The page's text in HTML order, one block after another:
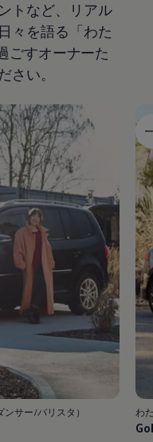
トなど、リアル
々を語る「わた
ごすオーナーた
さい。
サー/バリスタ） わ